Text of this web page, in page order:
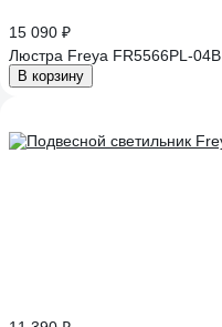
15 090 ₽
Люстра Freya FR5566PL-04B
В корзину